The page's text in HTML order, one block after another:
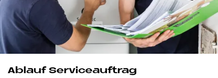
Ablauf Serviceauftrag